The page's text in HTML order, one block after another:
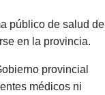
público de salud de
en la provincia.
provincial
médicos ni